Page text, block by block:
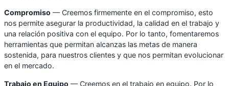
Compromiso — Creemos firmemente en el compromiso, esto
nos permite asegurar la productividad, la calidad en el trabajo y
una relación positiva con el equipo. Por lo tanto, fomentaremos
herramientas que permitan alcanzas las metas de manera
sostenida, para nuestros clientes y que nos permitan evolucionar
en el mercado.
Trabajo en Equipo — Creemos en el trabajo en equipo. Por lo